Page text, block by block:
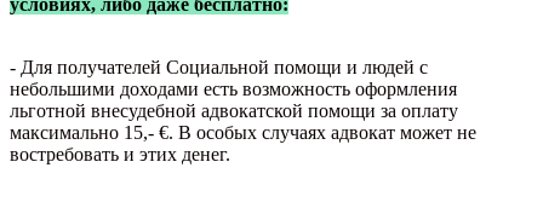
условиях, либо даже бесплатно:
- Для получателей Социальной помощи и людей c
небольшими доходами есть возможность оформления
льготной внесудебной адвокатской помощи за оплату
максимально 15,- €. В особых случаях адвокат может не
востребовать и этих денег.